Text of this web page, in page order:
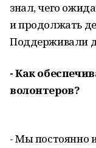
знал, чего
и продолжать
Поддерживали
- Как
волонтеров?
- Мы постоянно